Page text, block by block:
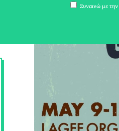
Συναινώ με την